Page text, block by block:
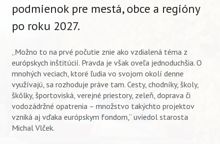
podmienok pre mestá, obce a regióny
po roku 2027.
„Možno to na prvé počutie znie ako vzdialená téma z
európskych inštitúcií. Pravda je však oveľa jednoduchšia. O
mnohých veciach, ktoré ľudia vo svojom okolí denne
využívajú, sa rozhoduje práve tam. Cesty, chodníky, školy,
škôlky, športoviská, verejné priestory, zeleň, doprava či
vodozádržné opatrenia – množstvo takýchto projektov
vzniká aj vďaka európskym fondom,“ uviedol starosta
Michal Vlček.